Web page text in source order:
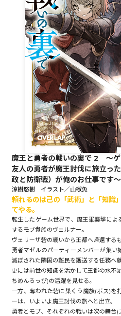
オーバーラップ
ロサージュノ
コミックガ
コミックク
コミックパル
コミックエッ
魔王と勇者の戦いの裏で 2 ～
友人の勇者が魔王討伐に旅立っ
政と防衛戦）が俺のお仕事です～
涼樹悠樹 イラスト／山椒魚
頼れるのは己の「武術」と「知識
てやる。
転生したゲーム世界で、魔王軍襲撃によ
するモブ貴族のヴェルナー。
ヴェリーザ砦の戦いから王都へ帰還する
勇者マゼルのパーティーメンバーが集い
滅ぼされた隣国の難民を護送する任務へ
更には前世の知識を活かして王都の水不
ちめんろっぴ)の活躍を見せる。
一方、奪われた砦に巣くう魔族(ボス)を
ーは、いよいよ魔王討伐の旅へと出立。
勇者とモブ、それぞれの戦いは次の舞台(